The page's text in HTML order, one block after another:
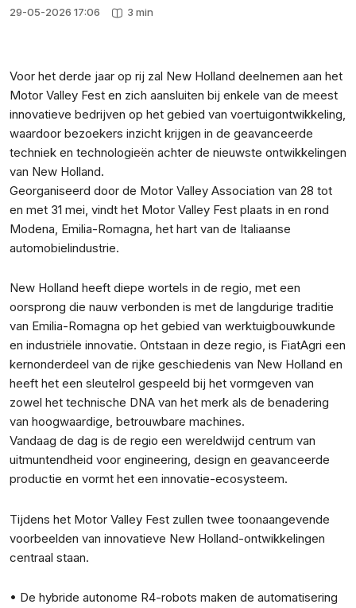
29-05-2026 17:06 3 min
Voor het derde jaar op rij zal New Holland deelnemen aan het
Motor Valley Fest en zich aansluiten bij enkele van de meest
innovatieve bedrijven op het gebied van voertuigontwikkeling,
waardoor bezoekers inzicht krijgen in de geavanceerde
techniek en technologieën achter de nieuwste ontwikkelingen
van New Holland.
Georganiseerd door de Motor Valley Association van 28 tot
en met 31 mei, vindt het Motor Valley Fest plaats in en rond
Modena, Emilia-Romagna, het hart van de Italiaanse
automobielindustrie.
New Holland heeft diepe wortels in de regio, met een
oorsprong die nauw verbonden is met de langdurige traditie
van Emilia-Romagna op het gebied van werktuigbouwkunde
en industriële innovatie. Ontstaan in deze regio, is FiatAgri een
kernonderdeel van de rijke geschiedenis van New Holland en
heeft het een sleutelrol gespeeld bij het vormgeven van
zowel het technische DNA van het merk als de benadering
van hoogwaardige, betrouwbare machines.
Vandaag de dag is de regio een wereldwijd centrum van
uitmuntendheid voor engineering, design en geavanceerde
productie en vormt het een innovatie-ecosysteem.
Tijdens het Motor Valley Fest zullen twee toonaangevende
voorbeelden van innovatieve New Holland-ontwikkelingen
centraal staan.
• De hybride autonome R4-robots maken de automatisering